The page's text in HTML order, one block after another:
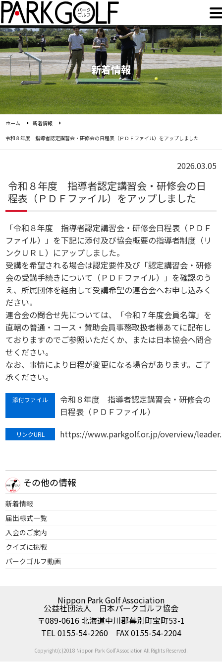
新着情報
ホーム
新着情報
令和８年度 指導者認定講習会・研修会の日程表（ＰＤＦファイル）をアップしました
その他の情報
新着情報
届出様式一覧
入会のご案内
クイズに挑戦
パークゴルフ動画
2026.03.05
令和８年度 指導者認定講習会・研修会の日
程表（ＰＤＦファイル）をアップしました
「令和８年度 指導者認定講習会・研修会日程表（ＰＤＦ
ファイル）」を下記に添付及び協会概要の指導者制度（リ
ンクＵＲＬ）にアップしました。
受講を希望される場合は認定要件及び「認定講習会・研修
会の受講手続きについて（ＰＤＦファイル）」を確認のう
え、所属団体を経由して受講希望の連合会へお申し込みく
ださい。
連合会の問合せ先については、「令和７年度会員名簿」を
直轄の普通・コース・賛助会員事務取扱者様あてに配布し
ておりますのでご参照いただくか、または日本協会へ問合
せください。
なお、事情により日程が変更になる場合があります。ご了
承ください。
添付ファイル
令和８年度 指導者認定講習会・研修会の
日程表（ＰＤＦファイル）
リンクURL https://www.parkgolf.or.jp/overview/
Nippon Park Golf Association
公益社団法人 日本パークゴルフ協会
〒089-0616 北海道中川郡幕別町宝町53-1
TEL 0155-54-2260 FAX 0155-54-2204
Copyright(c)2018 Nippon Park Golf Association All Rights Reserved.